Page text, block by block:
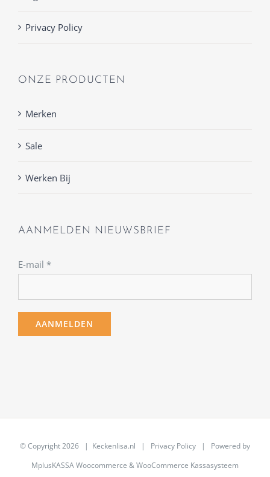
Privacy Policy
ONZE PRODUCTEN
Merken
Sale
Werken Bij
AANMELDEN NIEUWSBRIEF
E-mail *
© Copyright2026 | Keckenlisa.nl | Privacy Policy | Powered by
MplusKASSA Woocommerce &WooCommerce Kassasysteem